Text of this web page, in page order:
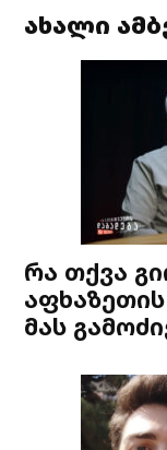
ახალი
რა თქვა
მას